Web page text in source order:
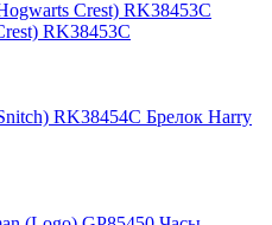
RK38453C
Брелок Harry